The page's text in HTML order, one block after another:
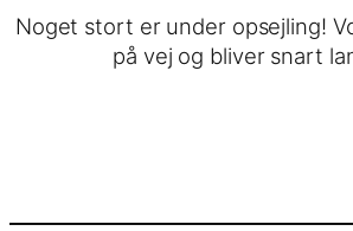
Noget stort er under opsejling!
på vej og bliver snart